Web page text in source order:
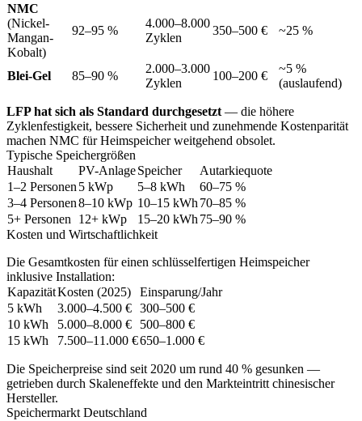
NMC
(Nickel-
Mangan-
Kobalt)
92–95 %
4.000–8.000
Zyklen
350–500 € ~25 %
Blei-Gel 85–90 %
2.000–3.000
Zyklen
100–200 €
~5 %
(auslaufend)
LFP hat sich als Standard durchgesetzt — die höhere
Zyklenfestigkeit, bessere Sicherheit und zunehmende Kostenparität
machen NMC für Heimspeicher weitgehend obsolet.
Typische Speichergrößen
Haushalt
PV-AnlageSpeicher
Autarkiequote
1–2 Personen 5 kWp 5–8 kWh
60–75 %
3–4 Personen8–10 kWp 10–15 kWh 70–85 %
5+ Personen
12+ kWp 15–20 kWh 75–90 %
Kosten und Wirtschaftlichkeit
Die Gesamtkosten für einen schlüsselfertigen Heimspeicher
inklusive Installation:
KapazitätKosten (2025)
Einsparung/Jahr
5 kWh
3.000–4.500 € 300–500 €
10 kWh
5.000–8.000 €
500–800 €
15 kWh
7.500–11.000 €650–1.000 €
Die Speicherpreise sind seit 2020 um rund 40 % gesunken —
getrieben durch Skaleneffekte und den Markteintritt chinesischer
Hersteller.
Speichermarkt Deutschland